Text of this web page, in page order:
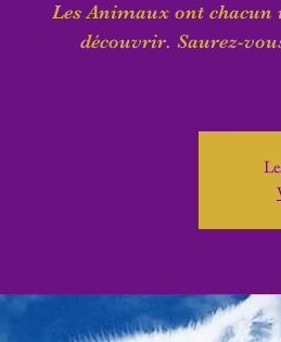
Les Animaux ont chacun
découvrir. Saurez-